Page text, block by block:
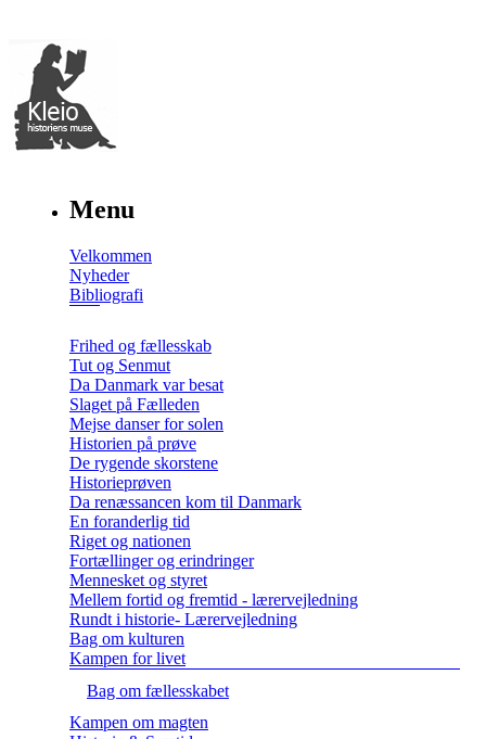
Menu
Velkommen
Nyheder
Bibliografi
Frihed og fællesskab
Tut og Senmut
Da Danmark var besat
Slaget på Fælleden
Mejse danser for solen
Historien på prøve
De rygende skorstene
Historieprøven
Da renæssancen kom til Danmark
En foranderlig tid
Riget og nationen
Fortællinger og erindringer
Mennesket og styret
Mellem fortid og fremtid - lærervejledning
Rundt i historie- Lærervejledning
Bag om kulturen
Kampen for livet
Bag om fællesskabet
Kampen om magten